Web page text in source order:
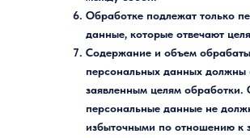
Обработке подлежат только
данные, которые отвечают
Содержание и объем
персональных данных должны
заявленным целям
персональные данные не
избыточными по отношению к